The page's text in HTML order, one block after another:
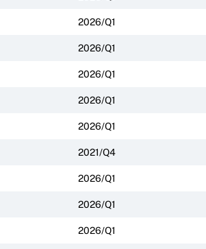
2026/Q1
2026/Q1
2026/Q1
2026/Q1
2026/Q1
2021/Q4
2026/Q1
2026/Q1
2026/Q1